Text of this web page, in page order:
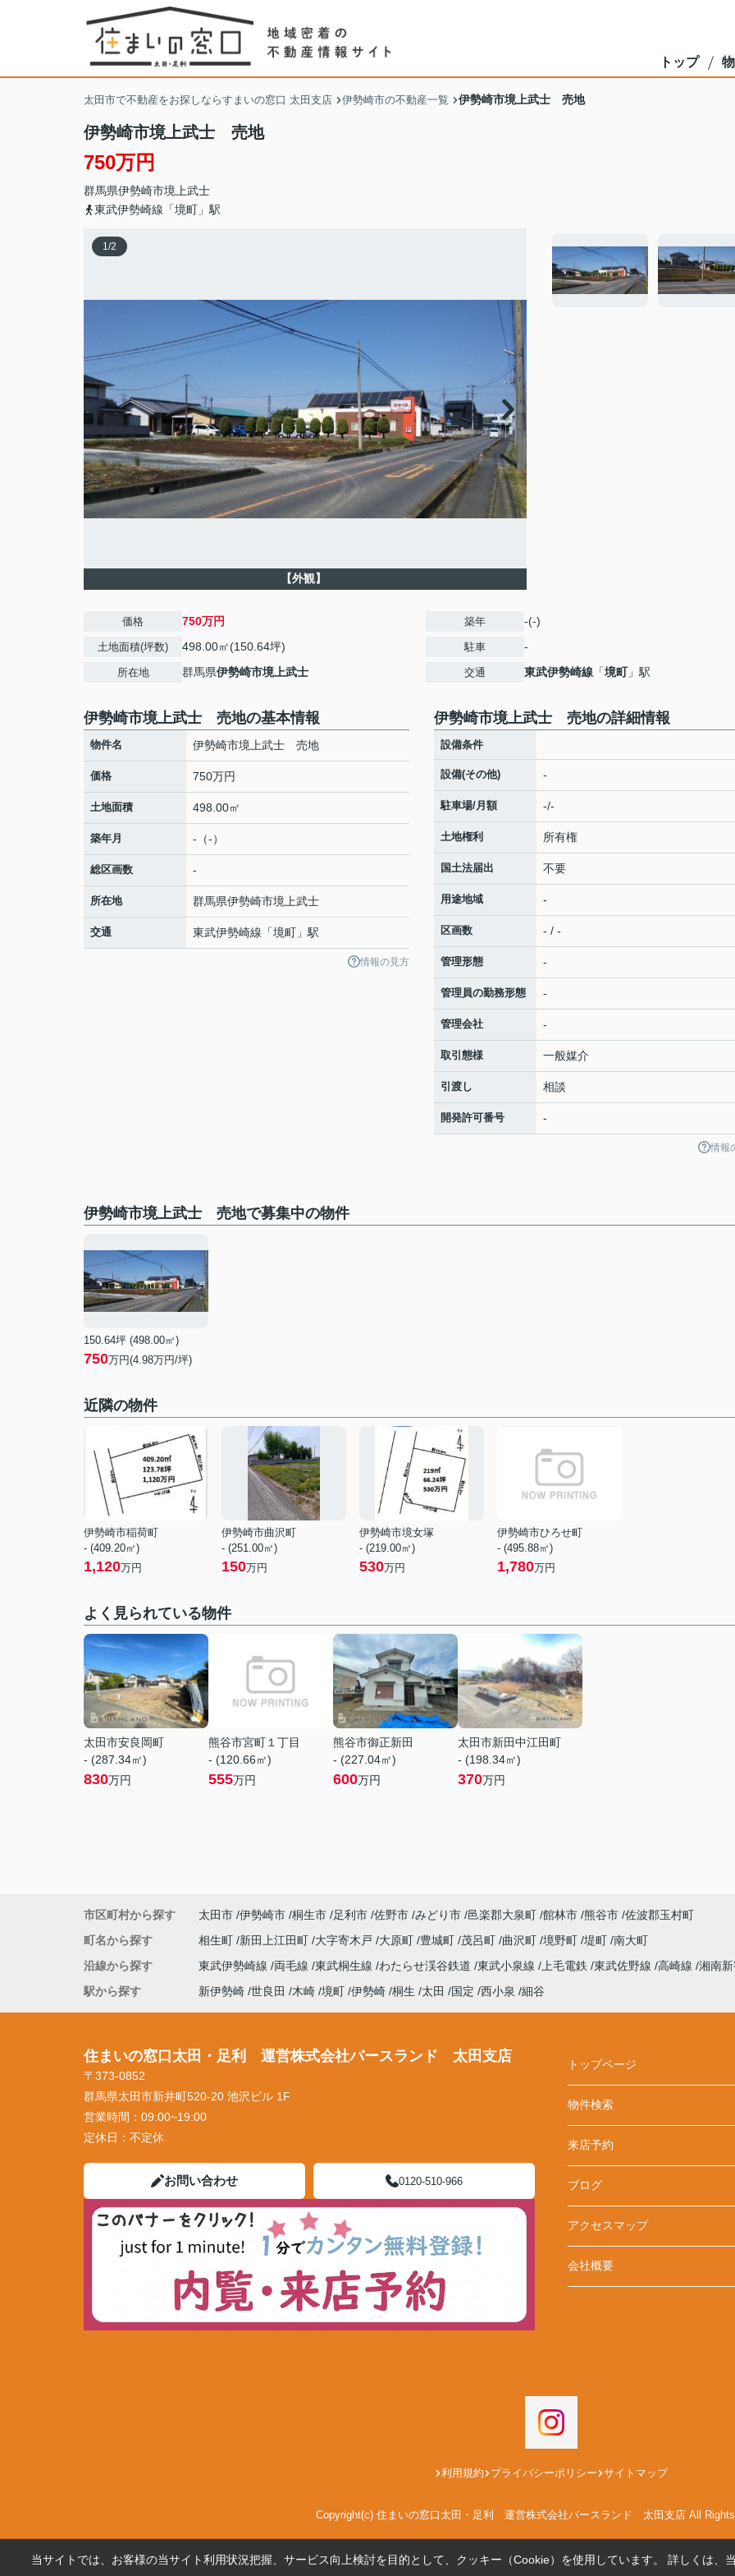
トップ
太田市で不動産をお探しならすまいの窓口 太田支店 伊勢崎市の不動産一覧 伊勢崎市境上武士 売地
伊勢崎市境上武士 売地
750万円
群馬県伊勢崎市境上武士
東武伊勢崎線「境町」駅
1/2
【外観】
価格 750万円
土地面積(坪数) 498.00㎡(150.64坪)
所在地 群馬県伊勢崎市境上武士
築年 -(-)
駐車 -
交通 東武伊勢崎線 「境町」駅
伊勢崎市境上武士 売地の基本情報
物件名 伊勢崎市境上武士 売地
価格 750万円
土地面積 498.00㎡
築年月 -（-）
総区画数 -
所在地 群馬県伊勢崎市境上武士
交通 東武伊勢崎線 「境町 」駅
情報の見方
伊勢崎市境上武士 売地の詳細情報
設備条件
設備(その他) -
駐車場/月額 -/-
土地権利 所有権
国土法届出 不要
用途地域 -
区画数 - / -
管理形態 -
管理員の勤務形態 -
管理会社 -
取引態様 一般媒介
引渡し 相談
開発許可番号 -
情報
伊勢崎市境上武士 売地で募集中の物件
150.64坪 (498.00㎡)
750万円(4.98万円/坪)
近隣の物件
伊勢崎市稲荷町
- (409.20㎡)
1,120万円
伊勢崎市曲沢町
- (251.00㎡)
150万円
伊勢崎市境女塚
- (219.00㎡)
530万円
伊勢崎市ひろせ町
- (495.88㎡)
1,780万円
よく見られている物件
太田市安良岡町
- (287.34㎡)
830万円
熊谷市宮町１丁目
- (120.66㎡)
555万円
熊谷市御正新田
- (227.04㎡)
600万円
太田市新田中江田町
- (198.34㎡)
370万円
市区町村から探す 太田市 伊勢崎市 桐生市 足利市 佐野市 みどり市 邑楽郡大泉町 館林市 熊谷市 佐波郡玉村町
町名から探す
相生町 新田上江田町 大字寄木戸 大原町 豊城町 茂呂町 曲沢町 境野町 堤町 南大町
沿線から探す
東武伊勢崎線 両毛線 東武桐生線 わたらせ渓谷鉄道 東武小泉線 上毛電鉄 東武佐野線 高崎線 湘南
駅から探す
新伊勢崎 世良田 木崎 境町 伊勢崎 桐生 太田 国定 西小泉 細谷
住まいの窓口太田・足利 運営株式会社バースランド 太田支店
〒373-0852
群馬県太田市新井町520-20 池沢ビル 1F
営業時間： 09:00~19:00
定休日： 不定休
お問い合わせ 0120-510-966
トップページ
物件検索
来店予約
ブログ
アクセスマップ
会社概要
利用規約 プライバシーポリシー サイトマップ
Copyright(c) 住まいの窓口太田・足利 運営株式会社バースランド 太田支店 All
当サイトでは、お客様の当サイト利用状況把握、サービス向上検討を目的として、クッキー（Cookie）を使用しています。 詳しくは、